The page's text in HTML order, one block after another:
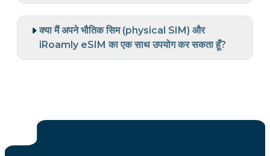
क्या मैं अपने भौतिक सिम (physical SIM) और
iRoamly eSIM का एक साथ उपयोग कर सकता हूँ?